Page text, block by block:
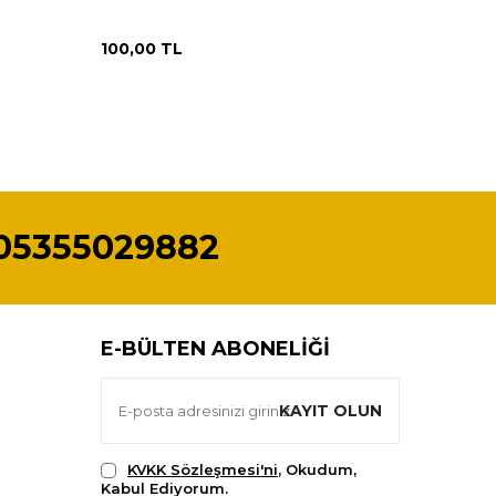
100,00 TL
E-BÜLTEN ABONELIĞI
KAYIT OLUN
KVKK Sözleşmesi'ni, Okudum,
Kabul Ediyorum.